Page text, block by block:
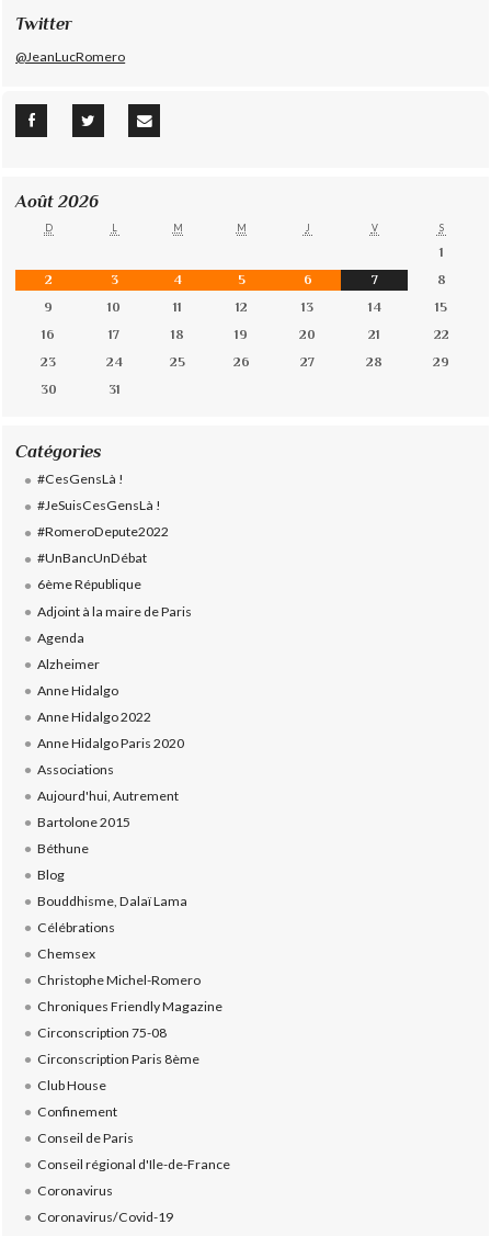
Twitter
@JeanLucRomero
Août 2026
D L M M J V S
1
2
3 4 5 6 7
8
9
10 11 12 13 14
15
16
17 18 19 20 21
22
23
24 25 26 27 28
29
30
31
Catégories
#CesGensLà !
#JeSuisCesGensLà !
#RomeroDepute2022
#UnBancUnDébat
6ème République
Adjoint à la maire de Paris
Agenda
Alzheimer
Anne Hidalgo
Anne Hidalgo 2022
Anne Hidalgo Paris 2020
Associations
Aujourd'hui, Autrement
Bartolone 2015
Béthune
Blog
Bouddhisme, Dalaï Lama
Célébrations
Chemsex
Christophe Michel-Romero
Chroniques Friendly Magazine
Circonscription 75-08
Circonscription Paris 8ème
Club House
Confinement
Conseil de Paris
Conseil régional d'Ile-de-France
Coronavirus
Coronavirus/Covid-19